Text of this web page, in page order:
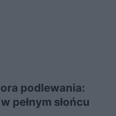
podlewania:
pełnym słońcu